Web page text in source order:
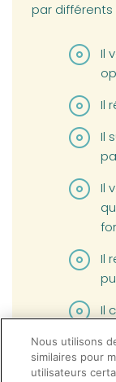
par différents
Il
Il
Il
Il
Il
Il
En
Nous utilisons
similaires pour
utilisateurs